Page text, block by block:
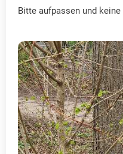
Bitte aufpassen und